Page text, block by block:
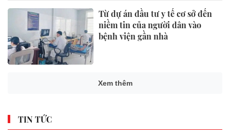
Từ dự án đầu tư y tế cơ sở đến
niềm tin của người dân vào
bệnh viện gần nhà
Xem thêm
TIN TỨC